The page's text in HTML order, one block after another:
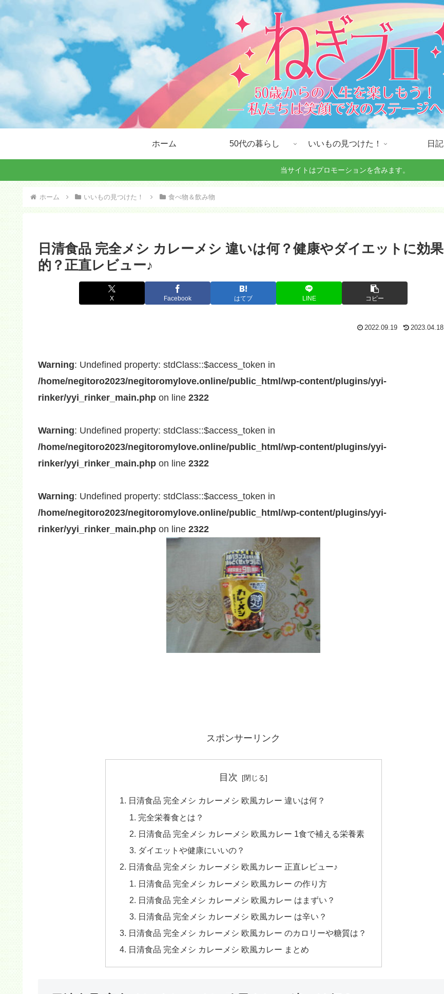
ホーム 50代の暮らし いいもの見つけた！ 日記
当サイトはプロモーションを含みます。
ホーム いいもの見つけた！ 食べ物＆飲み物
日清食品 完全メシ カレーメシ 違いは何？健康やダイエットに効果
的？正直レビュー♪
X Facebook はてブ LINE コピー
2022.09.19 2023.04.18
Warning: Undefined property: stdClass::$access_token in
/home/negitoro2023/negitoromylove.online/public_html/wp-content/plugins/yyi-
rinker/yyi_rinker_main.php on line 2322
Warning: Undefined property: stdClass::$access_token in
/home/negitoro2023/negitoromylove.online/public_html/wp-content/plugins/yyi-
rinker/yyi_rinker_main.php on line 2322
Warning: Undefined property: stdClass::$access_token in
/home/negitoro2023/negitoromylove.online/public_html/wp-content/plugins/yyi-
rinker/yyi_rinker_main.php on line 2322
スポンサーリンク
目次
日清食品 完全メシ カレーメシ 欧風カレー 違いは何？
完全栄養食とは？
日清食品 完全メシ カレーメシ 欧風カレー 1食で補える栄養素
ダイエットや健康にいいの？
日清食品 完全メシ カレーメシ 欧風カレー 正直レビュー♪
日清食品 完全メシ カレーメシ 欧風カレー の作り方
日清食品 完全メシ カレーメシ 欧風カレー はまずい？
日清食品 完全メシ カレーメシ 欧風カレー は辛い？
日清食品 完全メシ カレーメシ 欧風カレー のカロリーや糖質は？
日清食品 完全メシ カレーメシ 欧風カレー まとめ